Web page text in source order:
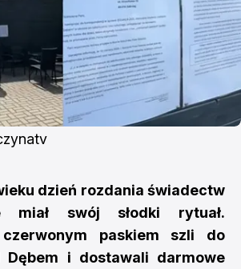
dzień rozdania świadectw
miał swój słodki rytuał.
paskiem szli do
Dębem i dostawali darmowe